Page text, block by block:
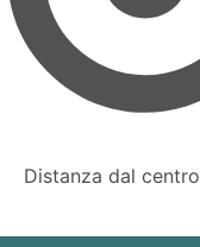
Distanza dal centro